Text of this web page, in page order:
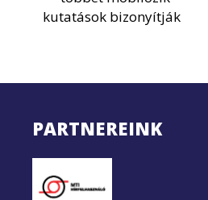
kutatások bizonyítják
PARTNEREINK